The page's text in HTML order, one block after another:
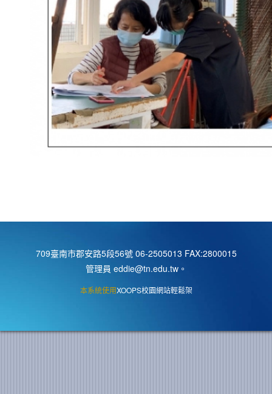
709臺南市郡安路5段56號 06-2505013 FAX:2800015
管理員 eddie@tn.edu.tw。
本系統使用XOOPS校園網站輕鬆架